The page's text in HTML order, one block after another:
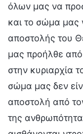
όλων μας να
και το σώμα μας
αποστολής του
μας προήλθε
στην κυριαρχία
σώμα μας δεν
αποστολή από
της